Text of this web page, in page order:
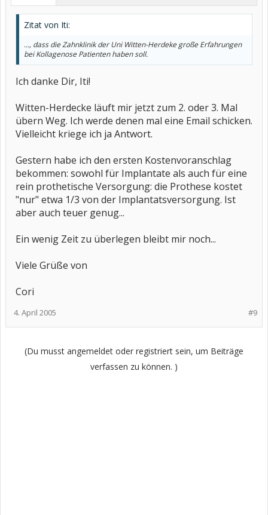
Zitat von Iti:
..., dass die Zahnklinik der Uni Witten-Herdeke große Erfahrungen
bei Kollagenose Patienten haben soll.
Ich danke Dir, Iti!
Witten-Herdecke läuft mir jetzt zum 2. oder 3. Mal
übern Weg. Ich werde denen mal eine Email schicken.
Vielleicht kriege ich ja Antwort.
Gestern habe ich den ersten Kostenvoranschlag
bekommen: sowohl für Implantate als auch für eine
rein prothetische Versorgung: die Prothese kostet
"nur" etwa 1/3 von der Implantatsversorgung. Ist
aber auch teuer genug...
Ein wenig Zeit zu überlegen bleibt mir noch...
Viele Grüße von
Cori
#9
4. April 2005
(Du musst angemeldet oder registriert sein, um Beiträge
verfassen zu können. )